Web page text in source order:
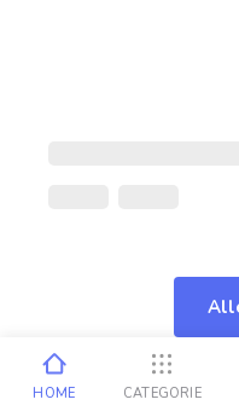
HOME CATEGORIE